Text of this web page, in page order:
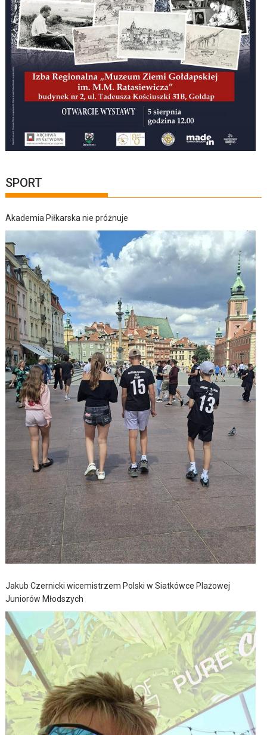
SPORT
Akademia Piłkarska nie próżnuje
Jakub Czernicki wicemistrzem Polski w Siatkówce Plażowej
Juniorów Młodszych